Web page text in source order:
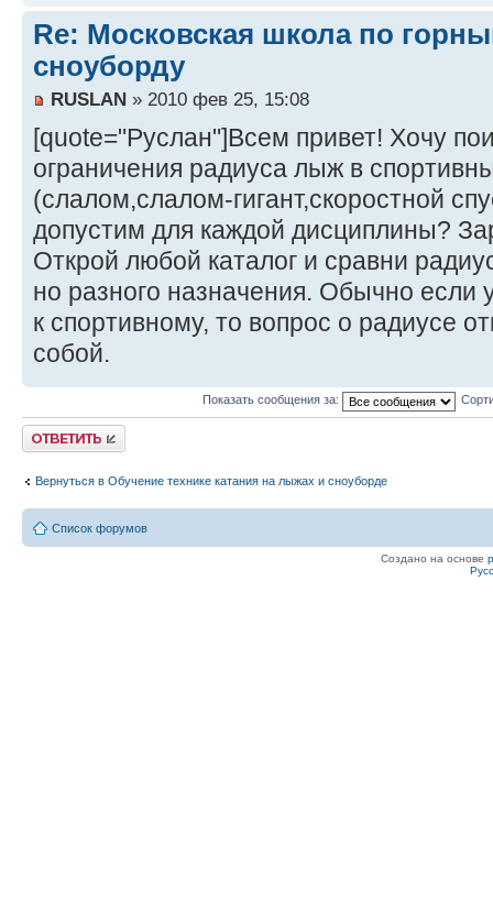
Re: Московская школа по
сноуборду
RUSLAN » 2010 фев 25, 15:08
[quote="Руслан"]Всем привет! Хочу
ограничения радиуса лыж в
(слалом,слалом-гигант,скоростной
допустим для каждой дисциплины?
Открой любой каталог и сравни
но разного назначения. Обычно если
к спортивному, то вопрос о радиусе
собой.
Показать сообщения за:
Ответить
Вернуться в Обучение технике катания на лыжах и сноуборде
Список форумов
Создано на основе